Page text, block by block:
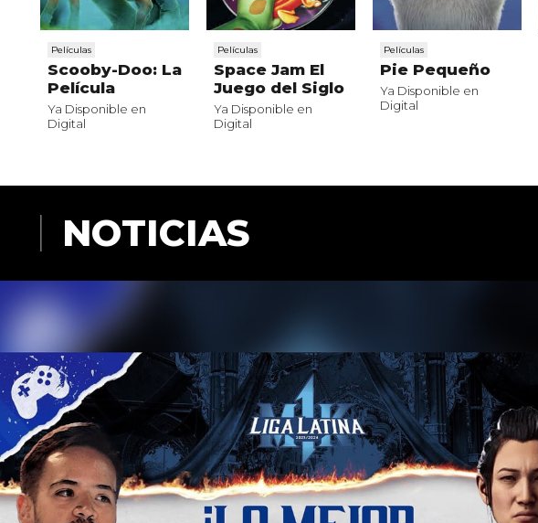
Películas
Scooby-Doo: La
Película
Ya Disponible en
Digital
Películas
Space Jam El
Juego del Siglo
Ya Disponible en
Digital
Películas
Pie Pequeño
Ya Disponible en
Digital
NOTICIAS